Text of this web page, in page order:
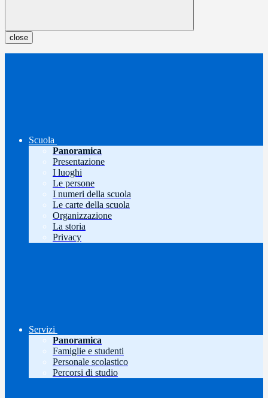
close
Scuola
Panoramica
Presentazione
I luoghi
Le persone
I numeri della scuola
Le carte della scuola
Organizzazione
La storia
Privacy
Servizi
Panoramica
Famiglie e studenti
Personale scolastico
Percorsi di studio